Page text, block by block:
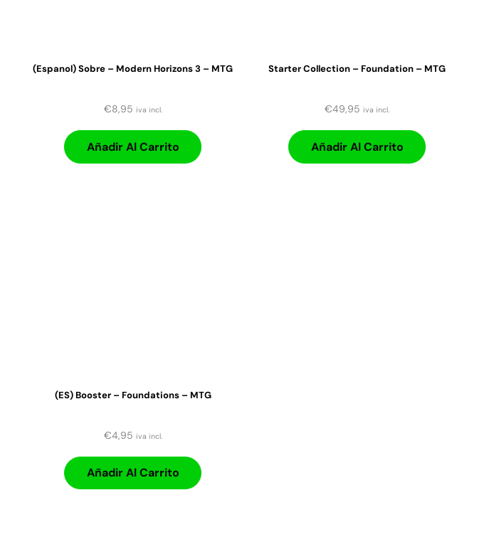
(Espanol) Sobre – Modern Horizons 3 – MTG
€8,95 iva incl.
Añadir Al Carrito
Starter Collection – Foundation – MTG
€49,95 iva incl.
Añadir Al Carrito
(ES) Booster – Foundations – MTG
€4,95 iva incl.
Añadir Al Carrito